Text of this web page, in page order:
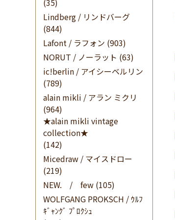
(35)
Lindberg / リンドバーグ
(844)
Lafont / ラフォン (903)
NORUT / ノーラット (63)
ic!berlin / アイシーベルリン
(789)
alain mikli / アラン ミクリ
(964)
★alain mikli vintage
collection★
(142)
Micedraw / マイスドロー
(219)
NEW. / few (105)
WOLFGANG PROKSCH / ｳﾙﾌ
ｷﾞｬﾝｸﾞ ﾌﾟﾛｸｼｭ